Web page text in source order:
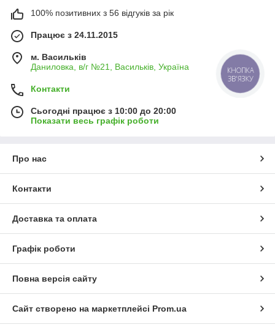
100% позитивних з 56 відгуків за рік
Працює з 24.11.2015
м. Васильків
Даниловка, в/г №21, Васильків, Україна
Контакти
Сьогодні працює з 10:00 до 20:00
Показати весь графік роботи
Про нас
Контакти
Доставка та оплата
Графік роботи
Повна версія сайту
Сайт створено на маркетплейсі Prom.ua
КНОПКА
ЗВ'ЯЗКУ